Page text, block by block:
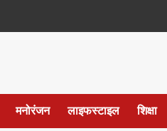
मनोरंजन लाइफस्टाइल शिक्षा